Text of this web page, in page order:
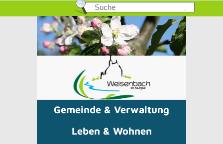
Gemeinde & Verwaltung
Leben & Wohnen